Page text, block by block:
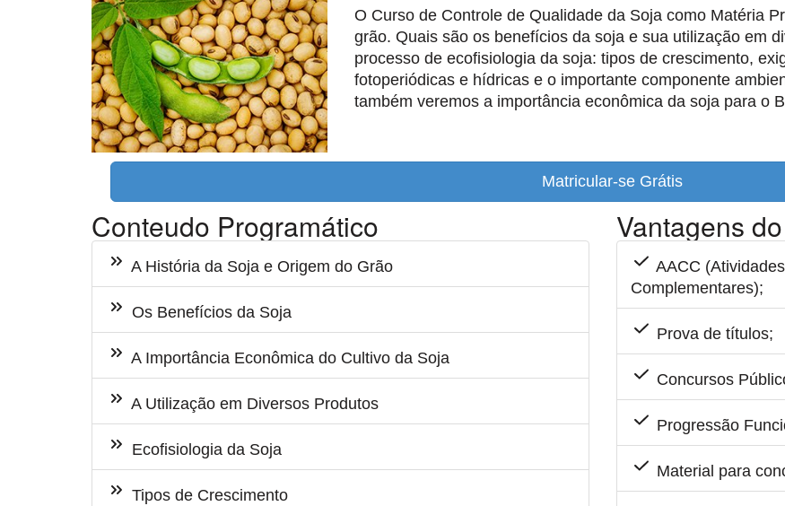
O Curso de Controle de Qualidade da Soja como Matéria
grão. Quais são os benefícios da soja e sua utilização em
processo de ecofisiologia da soja: tipos de crescimento,
fotoperiódicas e hídricas e o importante componente
também veremos a importância econômica da soja para o
Matricular-se Grátis
Conteudo Programático
A História da Soja e Origem do Grão
Os Benefícios da Soja
A Importância Econômica do Cultivo da Soja
A Utilização em Diversos Produtos
Ecofisiologia da Soja
Tipos de Crescimento
Vantagens
AACC
Complementares);
Prova de títulos;
Concursos
Progressão
Material para